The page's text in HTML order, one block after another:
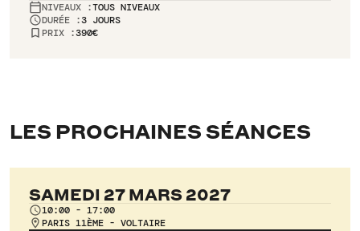
NIVEAUX :TOUS NIVEAUX
DURÉE :3 JOURS
PRIX :390€
LES PROCHAINES SÉANCES
SAMEDI 27 MARS 2027
10:00 - 17:00
PARIS 11ÈME - VOLTAIRE